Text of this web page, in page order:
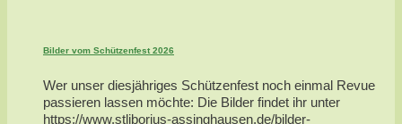
Bilder vom Schützenfest 2026
Wer unser diesjähriges Schützenfest noch einmal Revue
passieren lassen möchte: Die Bilder findet ihr unter
https://www.stliborius-assinghausen.de/bilder-